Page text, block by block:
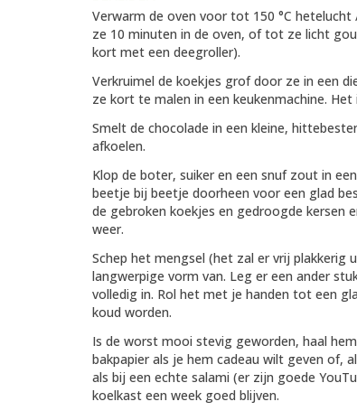
Verwarm de oven voor tot 150 °C hetelucht
ze 10 minuten in de oven, of tot ze licht
kort met een deegroller).
Verkruimel de koekjes grof door ze in een
ze kort te malen in een keukenmachine.
Smelt de chocolade in een kleine,
afkoelen.
Klop de boter, suiker en een snuf zout in
beetje bij beetje doorheen voor een glad
de gebroken koekjes en gedroogde kersen
weer.
Schep het mengsel (het zal er vrij plakkerig
langwerpige vorm van. Leg er een ander
volledig in. Rol het met je handen tot een
koud worden.
Is de worst mooi stevig geworden, haal
bakpapier als je hem cadeau wilt geven of,
als bij een echte salami (er zijn goede
koelkast een week goed blijven.